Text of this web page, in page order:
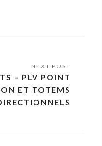
– PLV POINT
ET TOTEMS